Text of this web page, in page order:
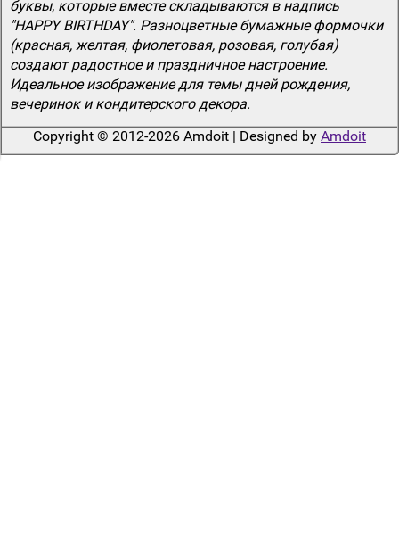
буквы, которые вместе складываются в надпись
"HAPPY BIRTHDAY". Разноцветные бумажные формочки
(красная, желтая, фиолетовая, розовая, голубая)
создают радостное и праздничное настроение.
Идеальное изображение для темы дней рождения,
вечеринок и кондитерского декора.
Copyright © 2012-2026 Amdoit | Designed by Amdoit